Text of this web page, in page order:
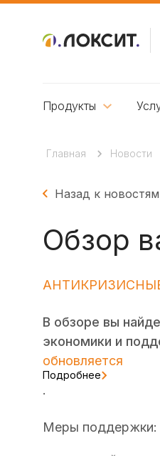
Продукты
Главная Новости
Назад к новостям
Обзор
В обзоре вы
экономики и
обновляется
Подробнее
.
Меры поддержки: